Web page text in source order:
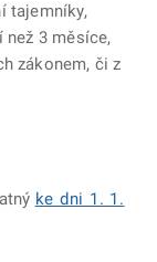
tajemníky,
3 měsíce,
zákonem, či z
ke dni 1. 1.